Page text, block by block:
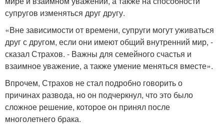
супругов изменяться друг другу.
«Вне зависимости от времени, супруги могут уживаться
друг с другом, если они имеют общий внутренний мир, -
сказал Страхов. - Важны для семейного счастья и
взаимное уважение, а также умение меняться вместе».
Впрочем, Страхов не стал подробно говорить о
причинах развода, но он подчеркнул, что это было
сложное решение, которое он принял после
многолетнего брака.